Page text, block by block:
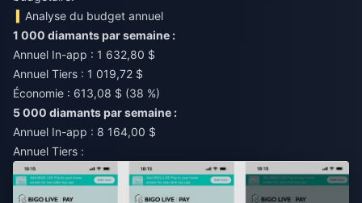
Analyse du budget annuel
1 000 diamants par semaine :
Annuel In-app : 1 632,80 $
Annuel Tiers : 1 019,72 $
Économie : 613,08 $ (38 %)
5 000 diamants par semaine :
Annuel In-app : 8 164,00 $
Annuel Tiers :